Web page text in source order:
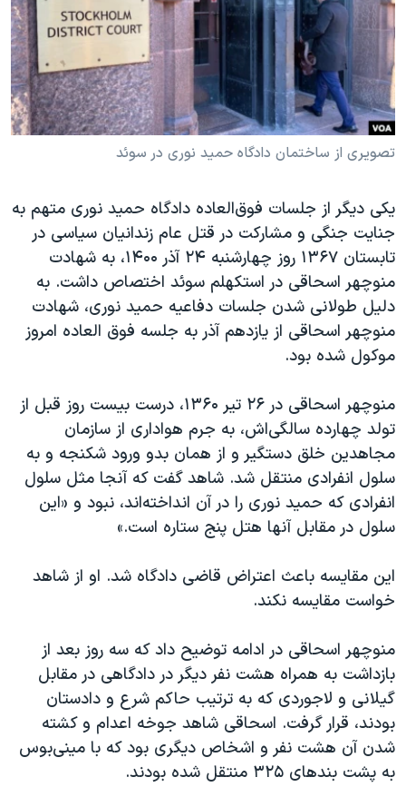
اقتصادی
علم و فناوری
اسرائیل در جنگ
گالری عکس
آرشیو پخش زنده
حمله جمهوری اسلامی به اسرائیل
رمز مهسا
ورزش زنان در ایران
اعتراضات زن، زندگی، آزادی
مجموعه مستندهای دادخواهی
دادگاه حمید نوری
چهل سال گروگان‌گیری
قانون شفافیت دارائی کادر رهبری ایران
اعتراضات مردمی آبان ۹۸
اسرائیل در جنگ
نرگس محمدی برنده جایزه نوبل صلح
همایش محافظه‌کاران آمریکا «سی‌پک»
صفحه‌های ویژه
سفر پرزیدنت ترامپ به چین
زبانهای مختلف
تصویری از ساختمان دادگاه حمید نوری در سوئد
یکی دیگر از جلسات فوق‌العاده دادگاه حمید نوری متهم به
جنایت جنگی و مشارکت در قتل عام زندانیان سیاسی در
تابستان ۱۳۶۷ روز چهارشنبه ۲۴ آذر ۱۴۰۰، به شهادت
منوچهر اسحاقی در استکهلم سوئد اختصاص داشت. به
دلیل طولانی شدن جلسات دفاعیه حمید نوری، شهادت
منوچهر اسحاقی از یازدهم آذر به جلسه فوق العاده امروز
موکول شده بود.
منوچهر اسحاقی در ۲۶ تیر ۱۳۶۰، درست بیست روز قبل از
تولد چهارده سالگی‌اش، به جرم هواداری از سازمان
مجاهدین خلق دستگیر و از همان بدو ورود شکنجه و به
سلول انفرادی منتقل شد. شاهد گفت که آنجا مثل سلول
انفرادی که حمید نوری را در آن انداخته‌اند، نبود و «این
سلول در مقابل آنها هتل پنج ستاره است.»
این مقایسه باعث اعتراض قاضی دادگاه شد. او از شاهد
خواست مقایسه نکند.
منوچهر اسحاقی در ادامه توضیح داد که سه روز بعد از
بازداشت به همراه هشت نفر دیگر در دادگاهی در مقابل
گیلانی و لاجوردی که به ترتیب حاکم شرع و دادستان
بودند، قرار گرفت. اسحاقی شاهد جوخه اعدام و کشته
شدن آن هشت نفر و اشخاص دیگری بود که با مینی‌بوس
به پشت بندهای ۳۲۵ منتقل شده بودند.